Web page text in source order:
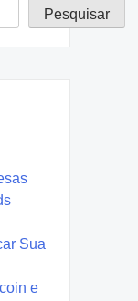
Pesquisar
Sua
e